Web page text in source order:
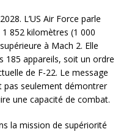
L’US Air Force parle
852 kilomètres (1 000
à Mach 2. Elle
185 appareils, soit un ordre
de F-22. Le message
pas seulement démontrer
une capacité de combat.
la mission de supériorité